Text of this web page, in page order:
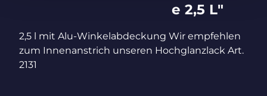
e 2,5 L"
2,5 l mit Alu-Winkelabdeckung Wir empfehlen
zum Innenanstrich unseren Hochglanzlack Art.
2131